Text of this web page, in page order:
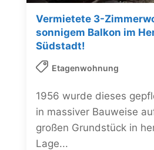
Vermietete 3-
sonnigem Balkon im
Südstadt!
Etagenwohnung
1956 wurde dieses
in massiver Bauweise
großen Grundstück in
Lage...